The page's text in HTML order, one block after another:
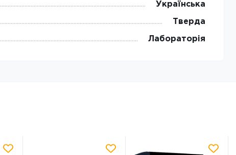
Українська
Тверда
Лабораторія